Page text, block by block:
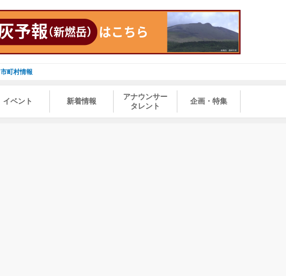
市町村情報
イベント 新着情報
アナウンサー
タレント
企画・特集